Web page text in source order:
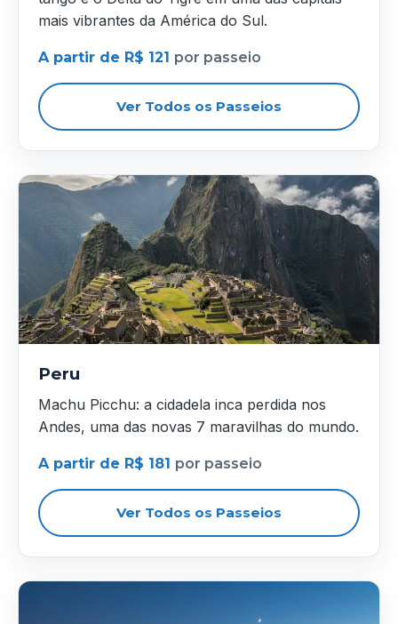
mais vibrantes da América do Sul.
A partir de R$ 121 por passeio
Ver Todos os Passeios
Peru
Machu Picchu: a cidadela inca perdida nos
Andes, uma das novas 7 maravilhas do mundo.
A partir de R$ 181 por passeio
Ver Todos os Passeios